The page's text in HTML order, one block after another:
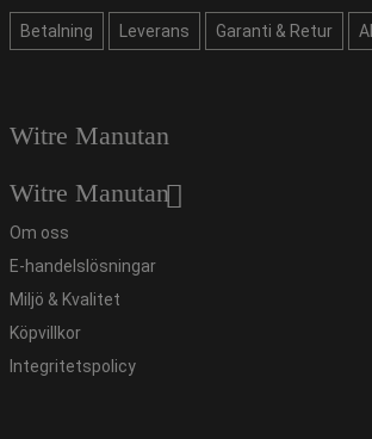
Betalning Leverans Garanti & Retur
Witre Manutan
Witre Manutan
Om oss
E-handelslösningar
Miljö & Kvalitet
Köpvillkor
Integritetspolicy